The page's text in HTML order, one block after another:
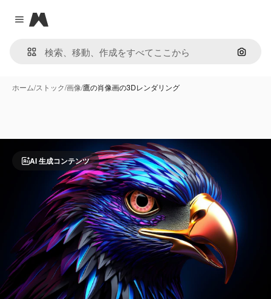
Close menu
Magnific
画像で
ホーム/ストック/画像/鷹の肖像画の3Dレンダリング
AI 生成コンテンツ